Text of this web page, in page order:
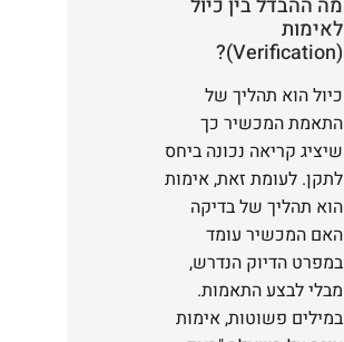
לאימות
(Verification)?
כיול הוא תהליך של
התאמת המכשיר כך
שיציג קריאה נכונה ביחס
לתקן. לעומת זאת, אימות
הוא תהליך של בדיקה
האם המכשיר עומד
במפרט הדיוק הנדרש,
מבלי לבצע התאמות.
במילים פשוטות, אימות